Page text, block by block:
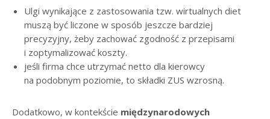
Ulgi wynikające z zastosowania tzw. wirtualnych diet
muszą być liczone w sposób jeszcze bardziej
precyzyjny, żeby zachować zgodność z przepisami
i zoptymalizować koszty.
jeśli firma chce utrzymać netto dla kierowcy
na podobnym poziomie, to składki ZUS wzrosną.
Dodatkowo, w kontekście międzynarodowych